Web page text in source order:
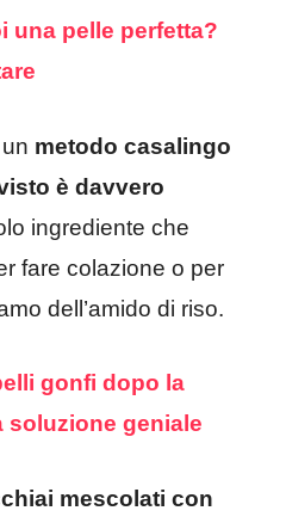
una pelle perfetta?
metodo casalingo
è davvero
ingrediente che
fare colazione o per
dell’amido di riso.
gonfi dopo la
soluzione geniale
mescolati con